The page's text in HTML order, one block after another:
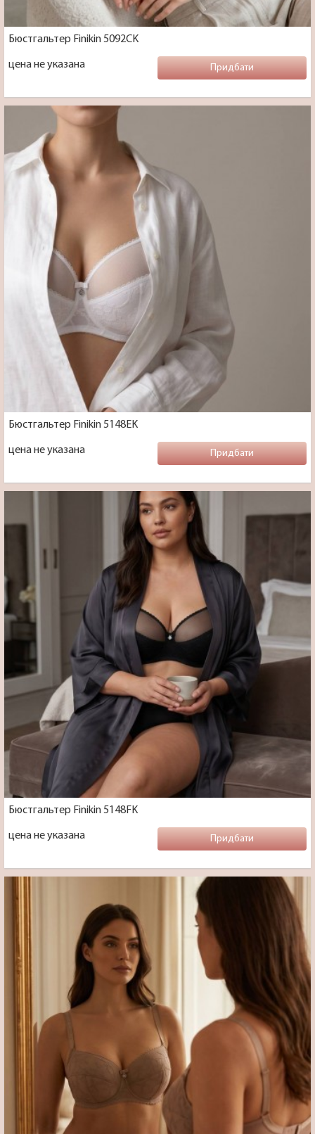
Бюстгальтер Finikin 5092CK
цена не указана Придбати
Бюстгальтер Finikin 5148EK
цена не указана Придбати
Бюстгальтер Finikin 5148FK
цена не указана Придбати